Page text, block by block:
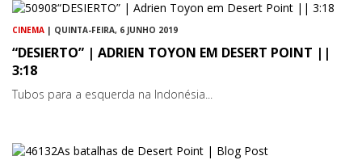
CINEMA | QUINTA-FEIRA, 6 JUNHO 2019
“DESIERTO” | ADRIEN TOYON EM DESERT POINT ||
3:18
Tubos para a esquerda na Indonésia...